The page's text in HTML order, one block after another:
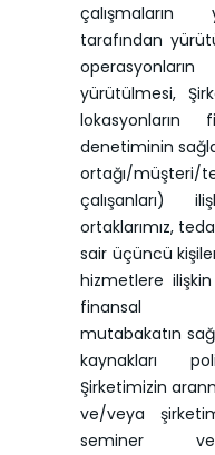
çalışmaların
tarafından
operasyonların
yürütülmesi,
lokasyonların
denetiminin
ortağı/
çalışanları)
ortaklarımız,
sair üçüncü
hizmetlere
finansal
mutabakatın
kaynakları
Şirketimizin
ve/veya
seminer